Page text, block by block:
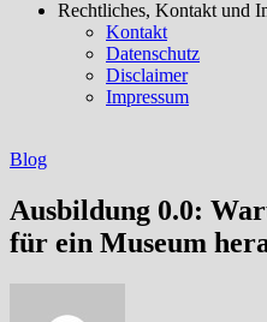
Rechtliches, Kontakt und
Kontakt
Datenschutz
Disclaimer
Impressum
Blog
Ausbildung 0.0:
für ein Museum